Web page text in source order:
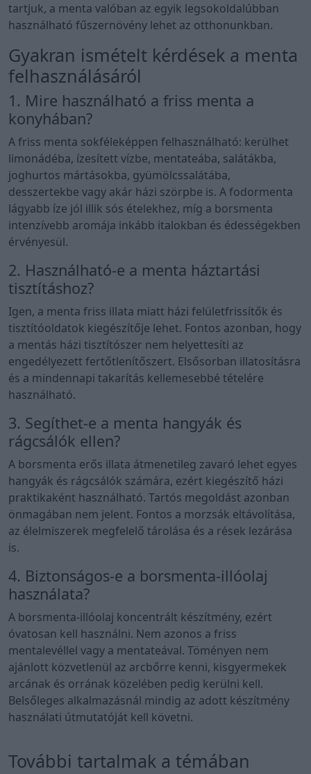
tartjuk, a menta valóban az egyik legsokoldalúbban
használható fűszernövény lehet az otthonunkban.
Gyakran ismételt kérdések a menta
felhasználásáról
1. Mire használható a friss menta a
konyhában?
A friss menta sokféleképpen felhasználható: kerülhet
limonádéba, ízesített vízbe, mentateába, salátákba,
joghurtos mártásokba, gyümölcssalátába,
desszertekbe vagy akár házi szörpbe is. A fodormenta
lágyabb íze jól illik sós ételekhez, míg a borsmenta
intenzívebb aromája inkább italokban és édességekben
érvényesül.
2. Használható-e a menta háztartási
tisztításhoz?
Igen, a menta friss illata miatt házi felületfrissítők és
tisztítóoldatok kiegészítője lehet. Fontos azonban, hogy
a mentás házi tisztítószer nem helyettesíti az
engedélyezett fertőtlenítőszert. Elsősorban illatosításra
és a mindennapi takarítás kellemesebbé tételére
használható.
3. Segíthet-e a menta hangyák és
rágcsálók ellen?
A borsmenta erős illata átmenetileg zavaró lehet egyes
hangyák és rágcsálók számára, ezért kiegészítő házi
praktikaként használható. Tartós megoldást azonban
önmagában nem jelent. Fontos a morzsák eltávolítása,
az élelmiszerek megfelelő tárolása és a rések lezárása
is.
4. Biztonságos-e a borsmenta-illóolaj
használata?
A borsmenta-illóolaj koncentrált készítmény, ezért
óvatosan kell használni. Nem azonos a friss
mentalevéllel vagy a mentateával. Töményen nem
ajánlott közvetlenül az arcbőrre kenni, kisgyermekek
arcának és orrának közelében pedig kerülni kell.
Belsőleges alkalmazásnál mindig az adott készítmény
használati útmutatóját kell követni.
További tartalmak a témában